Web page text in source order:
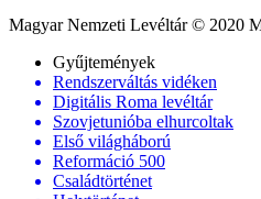
Magyar Nemzeti Levéltár © 2020
Gyűjtemények
Rendszerváltás vidéken
Digitális Roma levéltár
Szovjetunióba elhurcoltak
Első világháború
Reformáció 500
Családtörténet